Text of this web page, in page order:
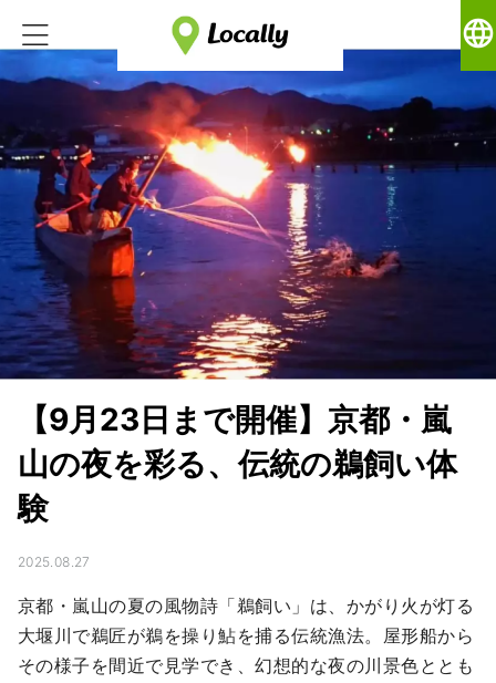
language
【9月23日まで開催】京都・嵐
山の夜を彩る、伝統の鵜飼い体
験
2025.08.27
京都・嵐山の夏の風物詩「鵜飼い」は、かがり火が灯る
大堰川で鵜匠が鵜を操り鮎を捕る伝統漁法。屋形船から
その様子を間近で見学でき、幻想的な夜の川景色ととも